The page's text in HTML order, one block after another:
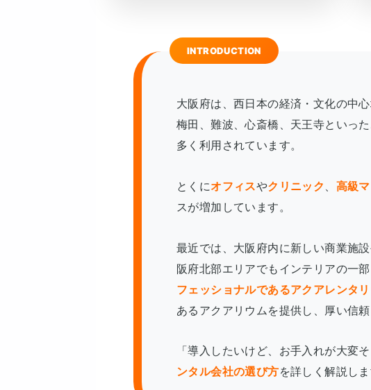
大阪府は、西日本の経済・文化の中
梅田、難波、心斎橋、天王寺といっ
多く利用されています。
とくにオフィスやクリニック 高級
スが増加しています。
最近では、大阪府内に新しい商業施
阪府北部エリアでもインテリアの一
フェッショナルであるアクアレンタ
あるアクアリウムを提供し、厚い信
「導入したいけど、お手入れが大変
ンタル会社の選び方を詳しく解説しま